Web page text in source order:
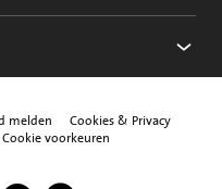
melden
Cookies & Privacy
Cookie voorkeuren